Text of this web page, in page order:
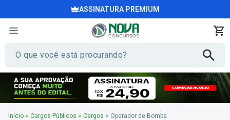
ASSINATURA PREMIUM
Início > Cargos Públicos > Cargos > Operador de Bomba